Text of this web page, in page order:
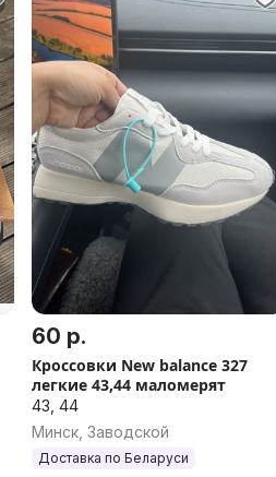
60 р.
Кроссовки New balance 327
легкие 43,44 маломерят
43, 44
Минск, Заводской
Доставка по Беларуси